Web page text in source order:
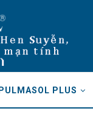
PULMASOL PLUS